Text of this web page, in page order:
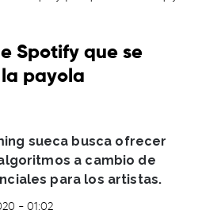
Spotify que se
payola
sueca busca ofrecer
a cambio de
para los artistas.
- 01:02